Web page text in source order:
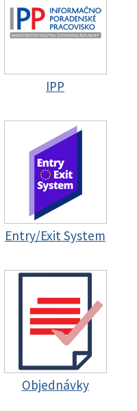
IPP
Entry/Exit System
Objednávky